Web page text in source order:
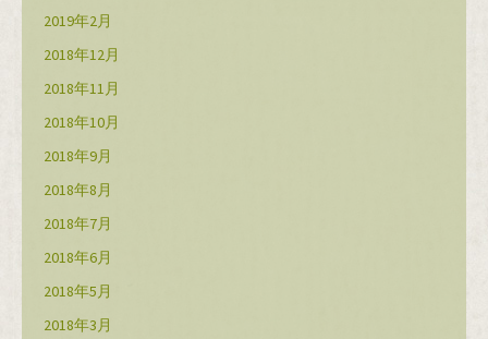
2019年2月
2018年12月
2018年11月
2018年10月
2018年9月
2018年8月
2018年7月
2018年6月
2018年5月
2018年3月